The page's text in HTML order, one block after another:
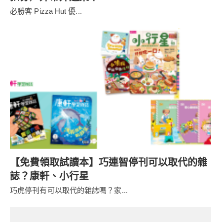
必勝客 Pizza Hut 優...
【免費領取試讀本】巧連智停刊可以取代的雜
誌？康軒、小行星
巧虎停刊有可以取代的雜誌嗎？家...